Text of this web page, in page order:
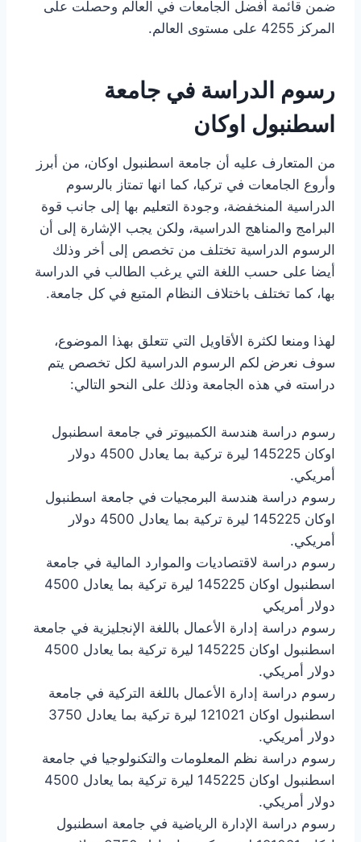
ضمن قائمة أفضل الجامعات في العالم وحصلت على
المركز 4255 على مستوى العالم.
رسوم الدراسة في جامعة
اسطنبول اوكان
من المتعارف عليه أن جامعة اسطنبول اوكان، من أبرز
وأروع الجامعات في تركيا، كما انها تمتاز بالرسوم
الدراسية المنخفضة، وجودة التعليم بها إلى جانب قوة
البرامج والمناهج الدراسية، ولكن يجب الإشارة إلى أن
الرسوم الدراسية تختلف من تخصص إلى أخر وذلك
أيضا على حسب اللغة التي يرغب الطالب في الدراسة
بها، كما تختلف باختلاف النظام المتبع في كل جامعة.
لهذا ومنعا لكثرة الأقاويل التي تتعلق بهذا الموضوع،
سوف نعرض لكم الرسوم الدراسية لكل تخصص يتم
دراسته في هذه الجامعة وذلك على النحو التالي:
رسوم دراسة هندسة الكمبيوتر في جامعة اسطنبول
اوكان 145225 ليرة تركية بما يعادل 4500 دولار
أمريكي.
رسوم دراسة هندسة البرمجيات في جامعة اسطنبول
اوكان 145225 ليرة تركية بما يعادل 4500 دولار
أمريكي.
رسوم دراسة لاقتصاديات والموارد المالية في جامعة
اسطنبول اوكان 145225 ليرة تركية بما يعادل 4500
دولار أمريكي
رسوم دراسة إدارة الأعمال باللغة الإنجليزية في جامعة
اسطنبول اوكان 145225 ليرة تركية بما يعادل 4500
دولار أمريكي.
رسوم دراسة إدارة الأعمال باللغة التركية في جامعة
اسطنبول اوكان 121021 ليرة تركية بما يعادل 3750
دولار أمريكي.
رسوم دراسة نظم المعلومات والتكنولوجيا في جامعة
اسطنبول اوكان 145225 ليرة تركية بما يعادل 4500
دولار أمريكي.
رسوم دراسة الإدارة الرياضية في جامعة اسطنبول